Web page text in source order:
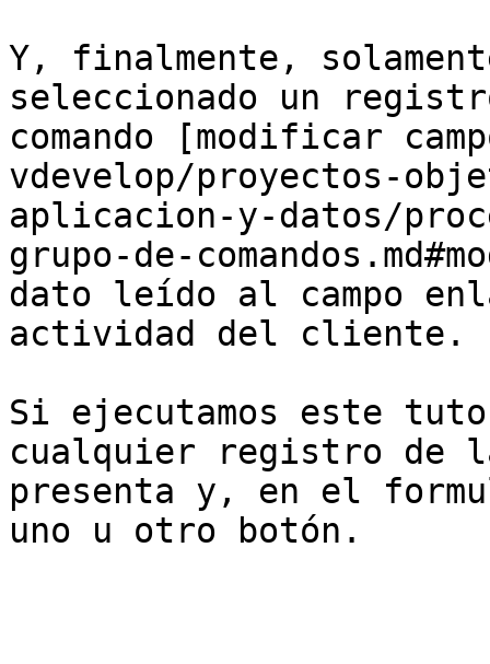
Y, finalmente,
seleccionado un
comando [modificar
vdevelop/proyectos-
aplicacion-y-datos/
grupo-de-
dato leído al campo
actividad del cliente.
Si ejecutamos este
cualquier registro de
presenta y, en el